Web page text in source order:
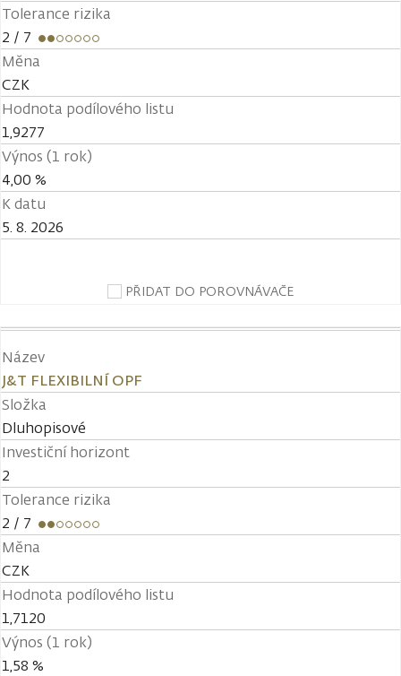
Tolerance rizika
2 / 7
Měna
CZK
Hodnota podílového listu
1,9277
Výnos (1 rok)
4,00 %
K datu
5. 8. 2026
PŘIDAT DO POROVNÁVAČE
Název
J&T FLEXIBILNÍ OPF
Složka
Dluhopisové
Investiční horizont
2
Tolerance rizika
2 / 7
Měna
CZK
Hodnota podílového listu
1,7120
Výnos (1 rok)
1,58 %